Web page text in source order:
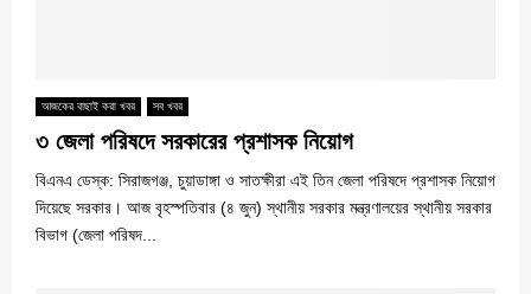
আজকের বাছাই করা খবর সব খবর
৩ জেলা পরিষদে সরকারের প্রশাসক নিয়োগ
বিএনএ ডেস্ক: সিরাজগঞ্জ, চুয়াডাঙ্গা ও সাতক্ষীরা এই তিন জেলা পরিষদে প্রশাসক নিয়োগ
দিয়েছে সরকার। আজ বৃহস্পতিবার (৪ জুন) স্থানীয় সরকার মন্ত্রণালয়ের স্থানীয় সরকার
বিভাগ (জেলা পরিষদ...